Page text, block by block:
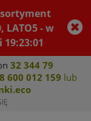
LATO5 - w
19:23:01
32 344 79
600 012 159 lub